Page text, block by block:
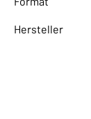
Hersteller